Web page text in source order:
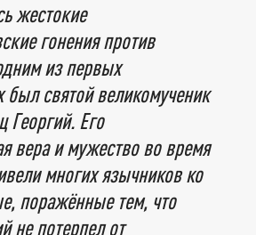
жестокие
гонения против
из первых
был святой великомученик
Георгий. Его
вера и мужество во время
многих язычников ко
поражённые тем, что
не потерпел от